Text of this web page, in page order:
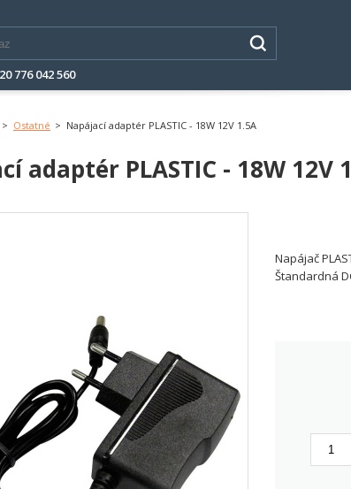
776 042 560
> Ostatné > Napájací adaptér PLASTIC - 18W 12V 1.5A
adaptér PLASTIC - 18W 12V
Napájač
Štandardná